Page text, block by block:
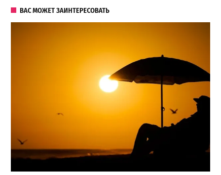
ВАС МОЖЕТ ЗАИНТЕРЕСОВАТЬ